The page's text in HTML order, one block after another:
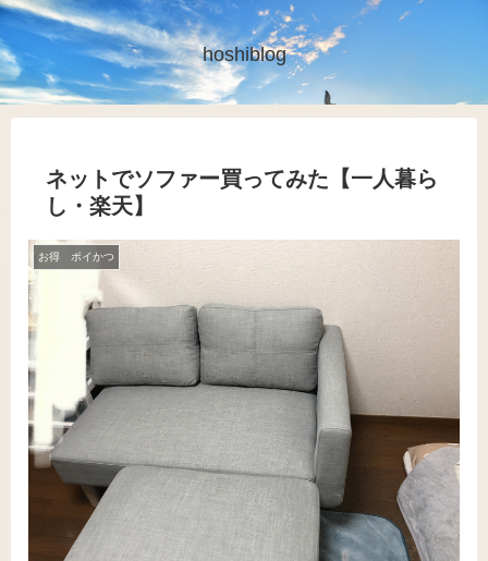
hoshiblog
ネットでソファー買ってみた【一人暮ら
し・楽天】
お得 ポイかつ